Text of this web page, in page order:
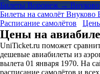
Билеты Воронеж → Внуково
Билеты на самолёт Внуково
Расписание самолётов
Цены на
UniTicket.ru поможет
дешевые авиабилеты из
вылета 01 января 1970. На
расписание самолётов и